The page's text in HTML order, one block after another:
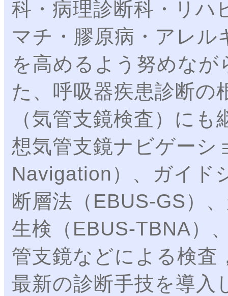
科・病理診断科・リハ
マチ・膠原病・アレル
を高めるよう努めな
た、呼吸器疾患診断の
（気管支鏡検査）に
想気管支鏡ナビゲー
Navigation）、ガイド
断層法（EBUS-GS）
生検（EBUS-TBNA）
管支鏡などによる検査
最新の診断手技を導入